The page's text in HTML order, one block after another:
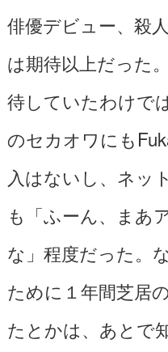
俳優デビュー、殺
は期待以上だった
待していたわけで
のセカオワにも
入はないし、ネッ
も「ふーん、まあ
な」程度だった。
ために１年間芝居
たとかは、あとで